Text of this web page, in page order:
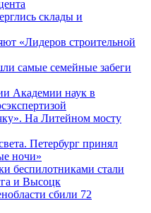
склады и
«Лидеров строительной
самые семейные забеги
Академии наук в
На Литейном мосту
Петербург принял
ночи»
беспилотниками стали
и Высоцк
сбили 72